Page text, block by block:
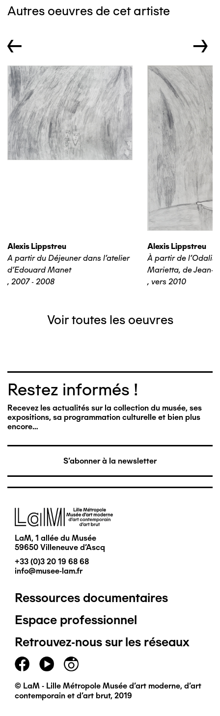
Autres oeuvres de cet artiste
← →
Alexis Lippstreu
A partir du Déjeuner dans l'atelier
d'Edouard Manet
, 2007 - 2008
Alexis Lippstreu
À partir de
Marietta, de Jean-
, vers 2010
Voir toutes les oeuvres
Restez informés !
Recevez les actualités sur la collection du musée, ses
expositions, sa programmation culturelle et bien plus
encore…
S'abonner à la newsletter
Image
LaM, 1 allée du Musée
59650 Villeneuve d'Ascq
+33 (0)3 20 19 68 68
info@musee-lam.fr
Pied
de
page
principal
Ressources documentaires
Espace professionnel
Retrouvez-nous sur les réseaux
© LaM - Lille Métropole Musée d'art moderne, d'art
contemporain et d'art brut, 2019